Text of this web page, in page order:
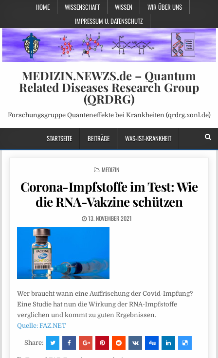
HOME WISSENSCHAFT WISSEN
WIR ÜBER UNS
IMPRESSUM U. DATENSCHUTZ
MEDIZIN.NEWZS.de – Quantum
Related Diseases Research Group
(QRDRG)
Forschungsgruppe Quanteneffekte bei Krankheiten (qrdrg.xonl.de)
STARTSEITE BEITRÄGE WAS-IST-KRANKHEIT
POSTED
MEDIZIN
Corona-Impfstoffe im Test: Wie
die RNA-Vakzine schützen
13. NOVEMBER 2021
Wer braucht wann eine Auffrischung der Covid-Impfung?
Eine Studie hat nun die Wirkung der RNA-Impfstoffe
verglichen und kommt zu guten Ergebnissen.
Quelle: FAZ.NET
Share: